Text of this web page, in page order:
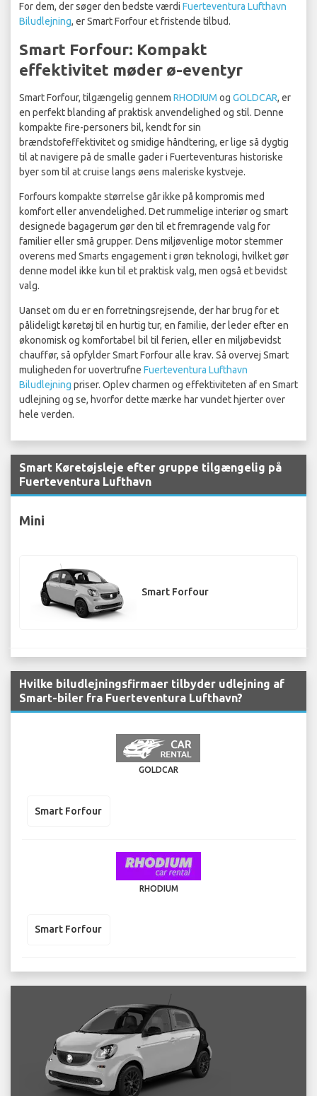
For dem, der søger den bedste værdi Fuerteventura Lufthavn
Biludlejning, er Smart Forfour et fristende tilbud.
Smart Forfour: Kompakt
effektivitet møder ø-eventyr
Smart Forfour, tilgængelig gennem RHODIUM og GOLDCAR, er
en perfekt blanding af praktisk anvendelighed og stil. Denne
kompakte fire-personers bil, kendt for sin
brændstofeffektivitet og smidige håndtering, er lige så dygtig
til at navigere på de smalle gader i Fuerteventuras historiske
byer som til at cruise langs øens maleriske kystveje.
Forfours kompakte størrelse går ikke på kompromis med
komfort eller anvendelighed. Det rummelige interiør og smart
designede bagagerum gør den til et fremragende valg for
familier eller små grupper. Dens miljøvenlige motor stemmer
overens med Smarts engagement i grøn teknologi, hvilket gør
denne model ikke kun til et praktisk valg, men også et bevidst
valg.
Uanset om du er en forretningsrejsende, der har brug for et
pålideligt køretøj til en hurtig tur, en familie, der leder efter en
økonomisk og komfortabel bil til ferien, eller en miljøbevidst
chauffør, så opfylder Smart Forfour alle krav. Så overvej Smart
muligheden for uovertrufne Fuerteventura Lufthavn
Biludlejning priser. Oplev charmen og effektiviteten af en Smart
udlejning og se, hvorfor dette mærke har vundet hjerter over
hele verden.
Smart Køretøjsleje efter gruppe tilgængelig på
Fuerteventura Lufthavn
Mini
Smart Forfour
Hvilke biludlejningsfirmaer tilbyder udlejning af
Smart-biler fra Fuerteventura Lufthavn?
GOLDCAR
Smart Forfour
RHODIUM
Smart Forfour